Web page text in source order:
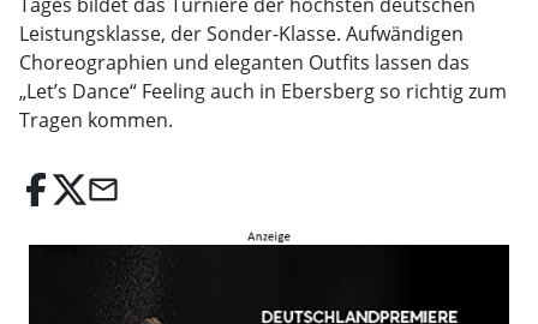
Leistungsklasse, der Sonder-Klasse. Aufwändigen
Choreographien und eleganten Outfits lassen das
„Let’s Dance“ Feeling auch in Ebersberg so richtig zum
Tragen kommen.
email